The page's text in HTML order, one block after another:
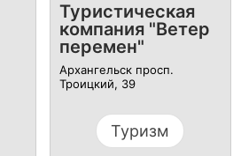
Туристическая
компания "Ветер
перемен"
Архангельск просп.
Троицкий, 39
Туризм